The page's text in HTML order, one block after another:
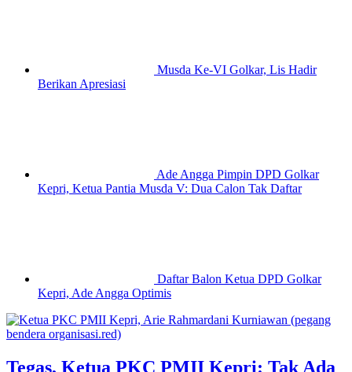
Musda Ke-VI Golkar, Lis Hadir
Berikan Apresiasi
Ade Angga Pimpin DPD Golkar
Kepri, Ketua Pantia Musda V: Dua Calon Tak Daftar
Daftar Balon Ketua DPD Golkar
Kepri, Ade Angga Optimis
Tegas, Ketua PKC PMII Kepri: Tak Ada